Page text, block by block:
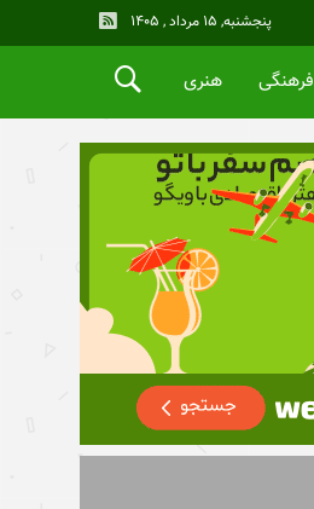
پنجشنبه, ۱۵ مرداد , ۱۴۰۵
فرهنگی هنری